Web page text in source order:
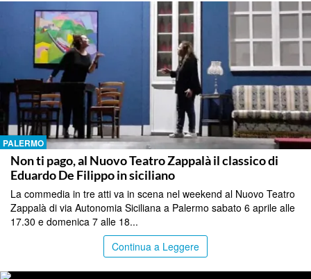
PALERMO
Non ti pago, al Nuovo Teatro Zappalà il classico di
Eduardo De Filippo in siciliano
La commedia in tre atti va in scena nel weekend al Nuovo Teatro
Zappalà di via Autonomia Siciliana a Palermo sabato 6 aprile alle
17.30 e domenica 7 alle 18...
Continua a Leggere